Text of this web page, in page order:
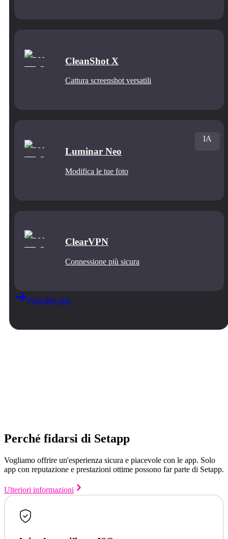
CleanShot X
Cattura screenshot versatili
Luminar Neo
Modifica le tue foto
IA
ClearVPN
Connessione più sicura
Vedi altre app
Perché fidarsi di Setapp
Vogliamo offrire un'esperienza sicura e piacevole con le app. Solo
app con reputazione e prestazioni ottime possono far parte di Setapp.
Ulteriori informazioni